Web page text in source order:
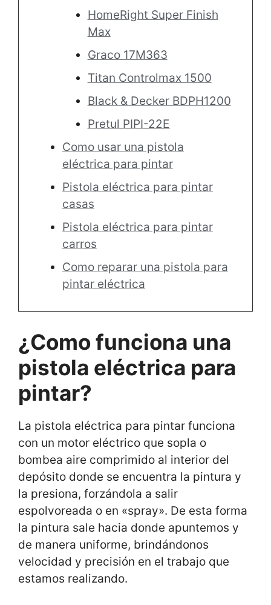
HomeRight Super Finish
Max
Graco 17M363
Titan Controlmax 1500
Black & Decker BDPH1200
Pretul ‎PIPI-22E
Como usar una pistola
eléctrica para pintar
Pistola eléctrica para pintar
casas
Pistola eléctrica para pintar
carros
Como reparar una pistola para
pintar eléctrica
¿Como funciona una
pistola eléctrica para
pintar?
La pistola eléctrica para pintar funciona
con un motor eléctrico que sopla o
bombea aire comprimido al interior del
depósito donde se encuentra la pintura y
la presiona, forzándola a salir
espolvoreada o en «spray». De esta forma
la pintura sale hacia donde apuntemos y
de manera uniforme, brindándonos
velocidad y precisión en el trabajo que
estamos realizando.